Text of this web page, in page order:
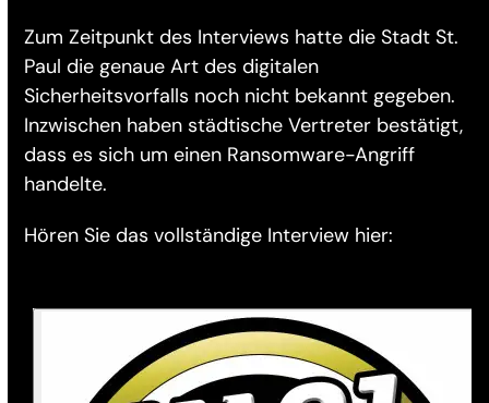
Zum Zeitpunkt des Interviews hatte die Stadt St.
Paul die genaue Art des digitalen
Sicherheitsvorfalls noch nicht bekannt gegeben.
Inzwischen haben städtische Vertreter bestätigt,
dass es sich um einen Ransomware-Angriff
handelte.
Hören Sie das vollständige Interview hier: